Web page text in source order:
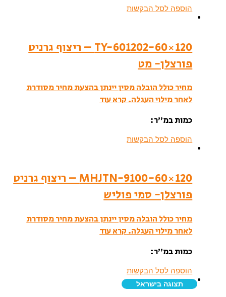
הוספה לסל הבקשות
TY-601202-60×120 – ריצוף גרניט
פורצלן- מט
מחיר כולל הובלה מסין יינתן בהצעת מחיר מסודרת
לאחר מילוי העגלה.קרא עוד
כמות במ”ר:
הוספה לסל הבקשות
MHJTN-9100-60×120 – ריצוף גרניט
פורצלן- סמי פוליש
מחיר כולל הובלה מסין יינתן בהצעת מחיר מסודרת
לאחר מילוי העגלה. קרא עוד
כמות במ”ר:
הוספה לסל הבקשות
תצוגה בישראל